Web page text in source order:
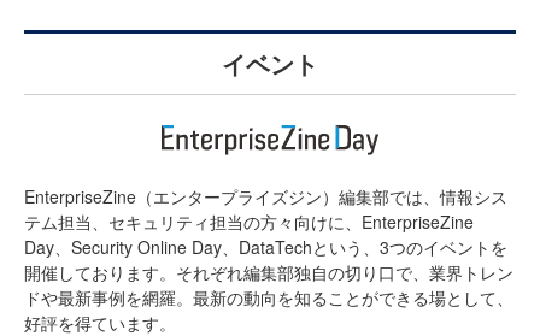
イベント
EnterpriseZine（エンタープライズジン）編集部では、情報シス
テム担当、セキュリティ担当の方々向けに、EnterpriseZine
Day、Security Online Day、DataTechという、3つのイベントを
開催しております。それぞれ編集部独自の切り口で、業界トレン
ドや最新事例を網羅。最新の動向を知ることができる場として、
好評を得ています。